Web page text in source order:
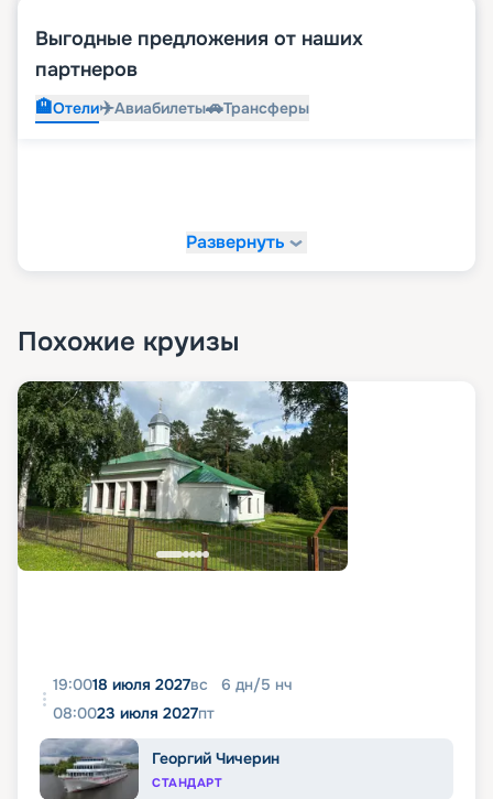
Выгодные предложения от наших
партнеров
🏨Отели✈️Авиабилеты🚗Трансферы
Развернуть
Похожие круизы
19:0018 июля 2027вс 6 дн/5 нч
08:0023 июля 2027пт
Георгий Чичерин
СТАНДАРТ